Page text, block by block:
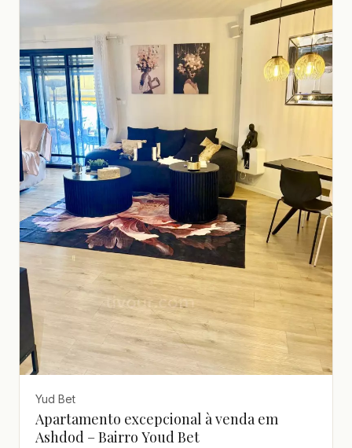
Yud Bet
Apartamento excepcional à venda em
Ashdod – Bairro Youd Bet